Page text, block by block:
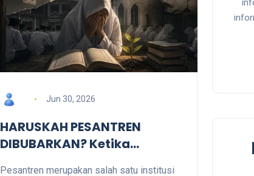
Jun 30, 2026
HARUSKAH PESANTREN
DIBUBARKAN? Ketika
Pesantren merupakan salah satu institusi